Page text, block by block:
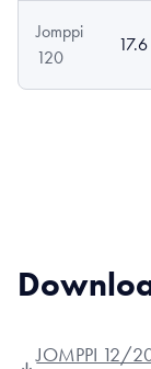
Jomppi
120
JOMPPI 12/